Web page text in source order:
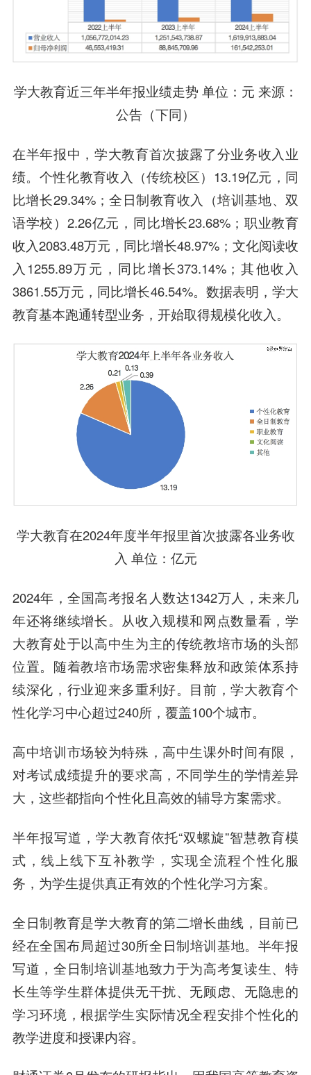
学大教育近三年半年报业绩走势 单位：元 来源：
公告（下同）
在半年报中，学大教育首次披露了分业务收入业
绩。个性化教育收入（传统校区）13.19亿元，同
比增长29.34%；全日制教育收入（培训基地、双
语学校）2.26亿元，同比增长23.68%；职业教育
收入2083.48万元，同比增长48.97%；文化阅读收
入1255.89万元，同比增长373.14%；其他收入
3861.55万元，同比增长46.54%。数据表明，学大
教育基本跑通转型业务，开始取得规模化收入。
学大教育在2024年度半年报里首次披露各业务收
入 单位：亿元
2024年，全国高考报名人数达1342万人，未来几
年还将继续增长。从收入规模和网点数量看，学
大教育处于以高中生为主的传统教培市场的头部
位置。随着教培市场需求密集释放和政策体系持
续深化，行业迎来多重利好。目前，学大教育个
性化学习中心超过240所，覆盖100个城市。
高中培训市场较为特殊，高中生课外时间有限，
对考试成绩提升的要求高，不同学生的学情差异
大，这些都指向个性化且高效的辅导方案需求。
半年报写道，学大教育依托“双螺旋”智慧教育模
式，线上线下互补教学，实现全流程个性化服
务，为学生提供真正有效的个性化学习方案。
全日制教育是学大教育的第二增长曲线，目前已
经在全国布局超过30所全日制培训基地。半年报
写道，全日制培训基地致力于为高考复读生、特
长生等学生群体提供无干扰、无顾虑、无隐患的
学习环境，根据学生实际情况全程安排个性化的
教学进度和授课内容。